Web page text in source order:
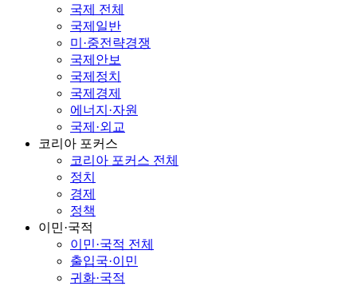
국제 전체
국제일반
미·중전략경쟁
국제안보
국제정치
국제경제
에너지·자원
국제·외교
코리아 포커스
코리아 포커스 전체
정치
경제
정책
이민·국적
이민·국적 전체
출입국·이민
귀화·국적